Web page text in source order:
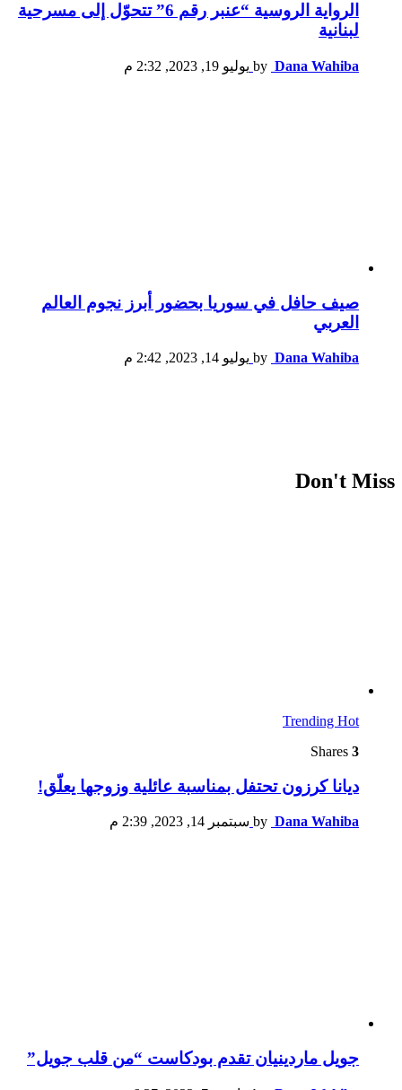
الرواية الروسية “عنبر رقم 6” تتحوّل إلى مسرحية
لبنانية
by Dana Wahiba يوليو 19, 2023, 2:32 م
صيف حافل في سوريا بحضور أبرز نجوم العالم
العربي
by Dana Wahiba يوليو 14, 2023, 2:42 م
Don't Miss
Trending Hot
3
ديانا كرزون تحتفل بمناسبة عائلية وزوجها يعلّق!
by Dana Wahiba سبتمبر 14, 2023, 2:39 م
جويل ماردينيان تقدم بودكاست “من قلب جويل”